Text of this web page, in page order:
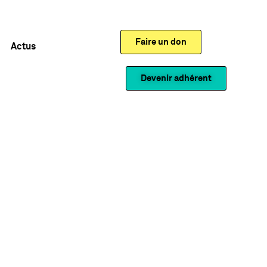
Actus Faire un don
Devenir adhérent